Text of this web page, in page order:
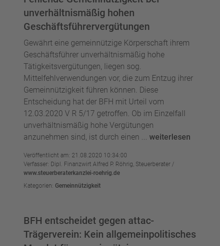
unverhältnismäßig hohen
Geschäftsführervergütungen
Gewährt eine gemeinnützige Körperschaft ihrem
Geschäftsführer unverhältnismäßig hohe
Tätigkeitsvergütungen, liegen sog.
Mittelfehlverwendungen vor, die zum Entzug ihrer
Gemeinnützigkeit führen können. Diese
Entscheidung hat der BFH mit Urteil vom
12.03.2020 V R 5/17 getroffen. Ob im Einzelfall
unverhältnismäßig hohe Vergütungen
anzunehmen sind, ist durch einen ... weiterlesen
Veröffentlicht am: 21.08.2020 10:34:00
Verfasser: Dipl. Finanzwirt Alfred P. Röhrig, Steuerberater /
www.steuerberaterkanzlei-roehrig.de
Kategorien: Gemeinnützigkeit
BFH entscheidet gegen attac-
Trägerverein: Kein allgemeinpolitisches